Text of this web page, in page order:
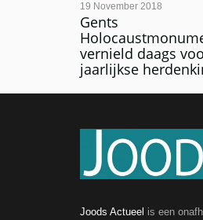
Gents
vernield daags
jaarlijkse
19 November 2018
Joods Actueel is een